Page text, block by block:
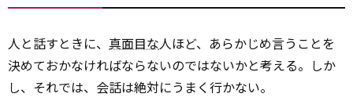
人と話すときに、 真面目な人ほど、あらかじめ言うことを
決めておかなければならないのではないかと考える。しか
し、それでは、会話は絶対にうまく行かない。